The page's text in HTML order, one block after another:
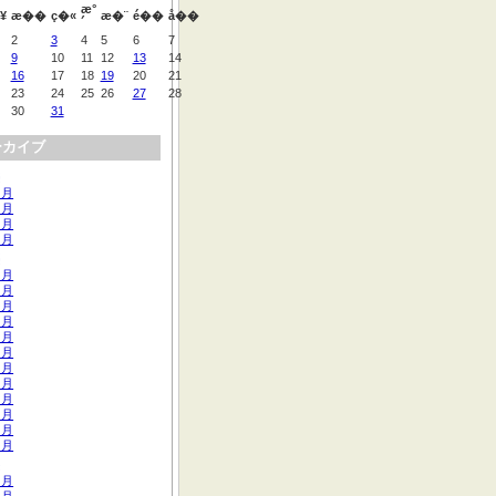
æ�� ç�« æ°
´
æ�¨ é�� å��
2 3 4 5 6
7
9 10 11 12 13
14
16 17 18 19 20
21
23 24 25 26 27
28
30 31
イブ